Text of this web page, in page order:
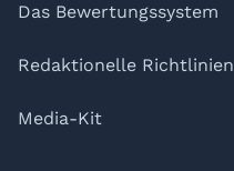
Das Bewertungssystem
Redaktionelle Richtlinien
Media-Kit